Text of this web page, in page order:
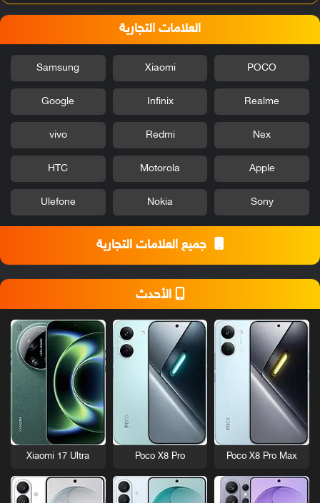
العلامات التجارية
POCO
Xiaomi
Samsung
Realme
Infinix
Google
Nex
Redmi
vivo
Apple
Motorola
HTC
Sony
Nokia
Ulefone
جميع العلامات التجارية
الأحدث
Poco X8 Pro Max
Poco X8 Pro
Xiaomi 17 Ultra